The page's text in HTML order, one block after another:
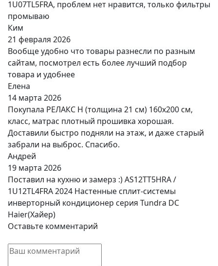
1U07TL5FRA, проблем нет нравится, только фильтры
промываю
Ким
21 февраля 2026
Вообще удобно что товары разнесли по разным
сайтам, посмотрел есть более лучший подбор
товара и удобнее
Елена
14 марта 2026
Покупала РЕЛАКС Н (толщина 21 см) 160х200 см,
класс, матрас плотный прошивка хорошая.
Доставили быстро подняли на этаж, и даже старый
забрали на выброс. Спасибо.
Андрей
19 марта 2026
Поставил на кухню и замерз :) AS12TT5HRA /
1U12TL4FRA 2024 Настенные сплит-системы
инверторный кондиционер серия Tundra DC
Haier(Хайер)
Оставьте комментарий